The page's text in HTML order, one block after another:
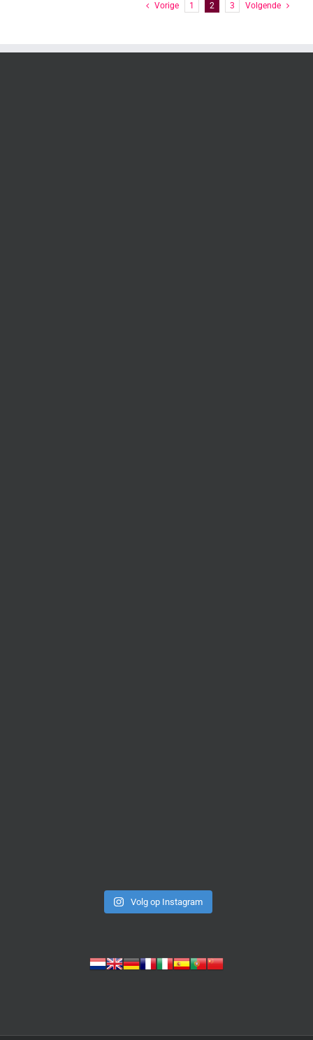
Vorige 1 2 3 Volgende
Volg op Instagram